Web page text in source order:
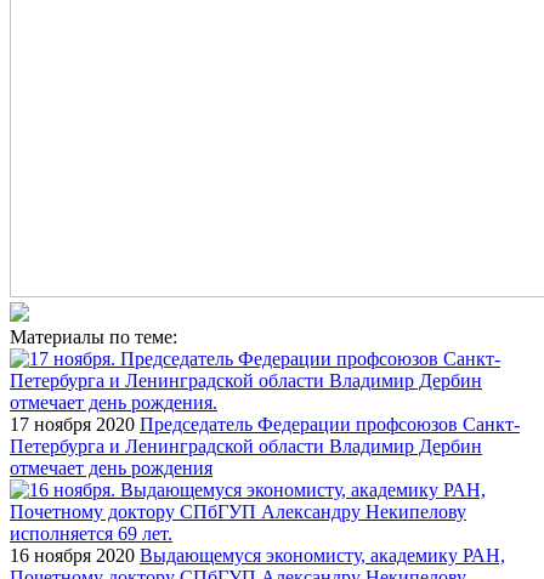
Материалы по теме:
17 ноября 2020 Председатель Федерации профсоюзов Санкт-
Петербурга и Ленинградской области Владимир Дербин
отмечает день рождения
16 ноября 2020 Выдающемуся экономисту, академику РАН,